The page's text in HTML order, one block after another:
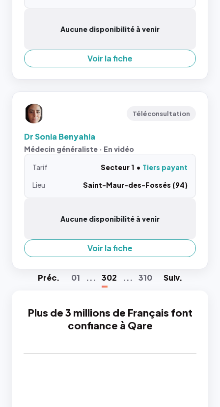
Aucune disponibilité à venir
Voir la fiche
Téléconsultation
Dr Sonia Benyahia
Médecin généraliste · En vidéo
Tarif Secteur 1
Tiers payant
Lieu
Saint-Maur-des-Fossés (94)
Aucune disponibilité à venir
Voir la fiche
Préc. 01 ... 302 ... 310 Suiv.
Plus de 3 millions de Français font
confiance à Qare